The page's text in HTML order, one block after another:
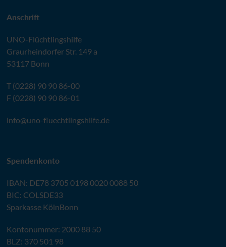
Anschrift
UNO-Flüchtlingshilfe
Graurheindorfer Str. 149 a
53117 Bonn
T (0228) 90 90 86-00
F (0228) 90 90 86-01
info@uno-fluechtlingshilfe.de
Spendenkonto
IBAN: DE78 3705 0198 0020 0088 50
BIC: COLSDE33
Sparkasse KölnBonn
Kontonummer: 2000 88 50
BLZ: 370 501 98